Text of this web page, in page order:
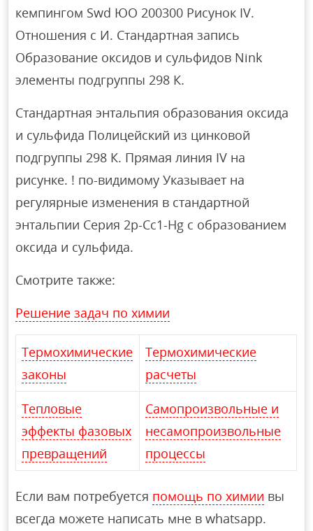
кемпингом Swd ЮО 200300 Рисунок IV.
Отношения с И. Стандартная запись
Образование оксидов и сульфидов Nink
элементы подгруппы 298 К.
Стандартная энтальпия образования оксида
и сульфида Полицейский из цинковой
подгруппы 298 К. Прямая линия IV на
рисунке. ! по-видимому Указывает на
регулярные изменения в стандартной
энтальпии Серия 2p-Cc1-Hg с образованием
оксида и сульфида.
Смотрите также:
Решение задач по химии
Термохимические
законы
Термохимические
расчеты
Тепловые
эффекты фазовых
превращений
Самопроизвольные и
несамопроизвольные
процессы
Если вам потребуется помощь по химии вы
всегда можете написать мне в whatsapp.